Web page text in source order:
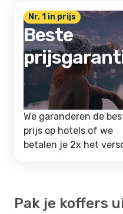
Nr. 1 in prijs
Beste
We garanderen de
prijs op hotels of we
betalen je 2x het
Pak je koffers